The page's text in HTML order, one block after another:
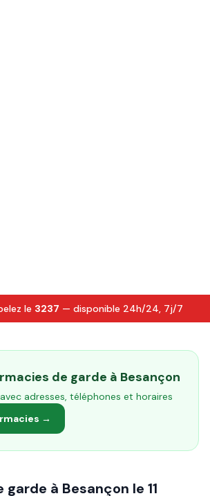
le 3237 — disponible 24h/24, 7j/7
de garde à Besançon
adresses, téléphones et horaires
→
garde à Besançon le 11